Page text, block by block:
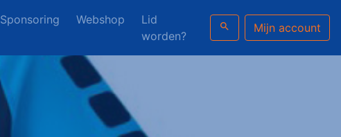
Sponsoring Webshop
Lid
worden?
search Mijn account